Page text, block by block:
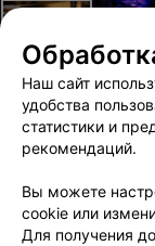
Наш сайт
удобства
статистики и
рекомендаций.
Вы можете
cookie или
Для получения